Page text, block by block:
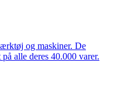
og maskiner. De
alle deres 40.000 varer.